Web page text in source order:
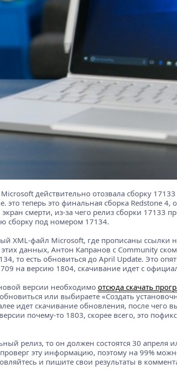
действительно отозвала сборку
это теперь это финальная сборка
смерти, из-за чего релиз сборки 17133
сборку под номером 17134.
XML-файл Microsoft, где прописаны ссылки
данных, Антон Капранов с Community
то есть обновиться до April Update. Это
на версию 1804, скачивание идет с
версии необходимо отсюда скачать
или выбираете «Создать
идет скачивание обновления, после
почему-то 1803, скорее всего, это
релиз, то он должен состоятся 30 апреля
эту информацию, поэтому на 99%
и пишите свои результаты в